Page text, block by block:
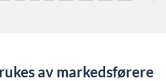
av markedsførere